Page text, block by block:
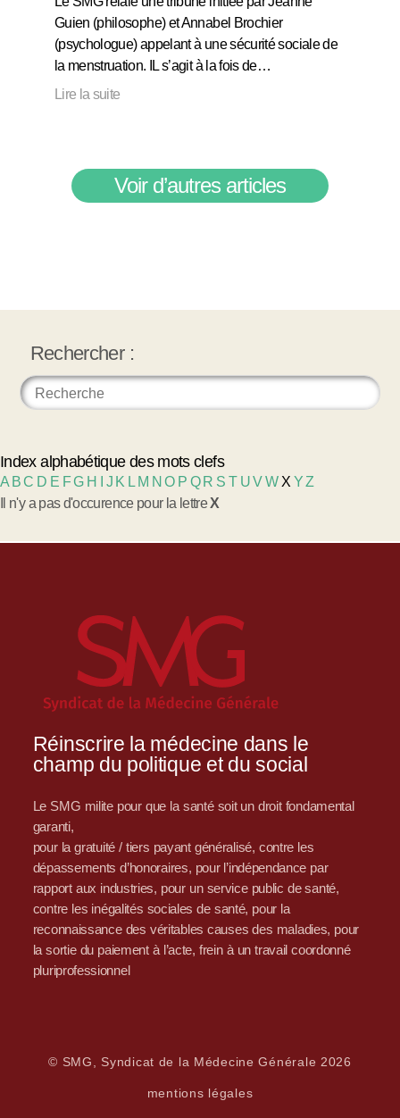
Guien (philosophe) et Annabel Brochier
(psychologue) appelant à une sécurité sociale de
la menstruation. IL s’agit à la fois de…
Lire la suite
Voir d’autres articles
Rechercher :
Index alphabétique des mots clefs
A BC D E FG H J K L M NO P Q R S T UVW X YZ
Il n'y a pas d'occurence pour la lettreX
Réinscrire la médecine dans le
champ du politique et du social
Le SMG milite pour que la santé soit un droit fondamental
garanti,
pour la gratuité / tiers payant généralisé, contre les
dépassements d’honoraires, pour l’indépendance par
rapport aux industries, pour un service public de santé,
contre les inégalités sociales de santé, pour la
reconnaissance des véritables causes des maladies, pour
la sortie du paiement à l’acte, frein à un travail coordonné
pluriprofessionnel
© SMG, Syndicat de la Médecine Générale 2026
mentions légales